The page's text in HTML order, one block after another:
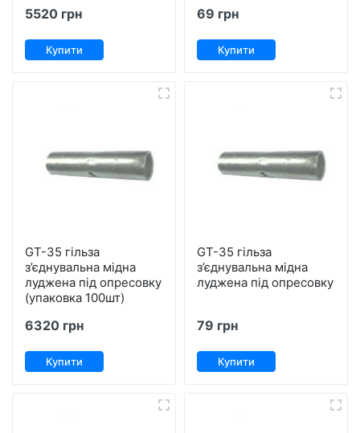
5520 грн
Купити
69 грн
Купити
GT-35 гільза
з’єднувальна мідна
луджена під опресовку
(упаковка 100шт)
6320 грн
Купити
GT-35 гільза
з’єднувальна мідна
луджена під опресовку
79 грн
Купити